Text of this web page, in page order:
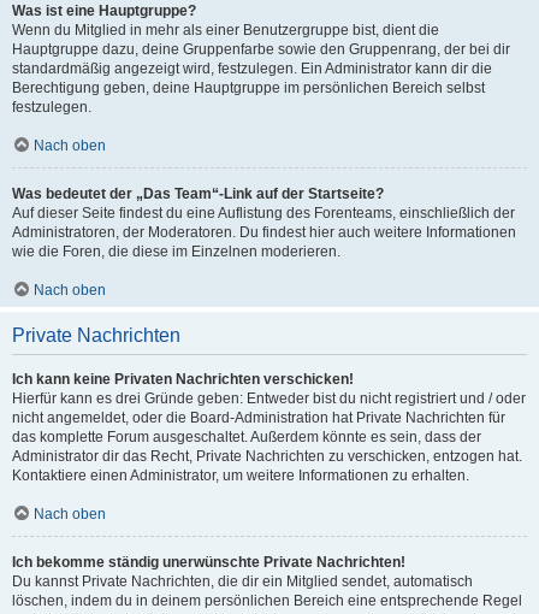
Was ist eine Hauptgruppe?
Wenn du Mitglied in mehr als einer Benutzergruppe bist, dient die
Hauptgruppe dazu, deine Gruppenfarbe sowie den Gruppenrang, der bei dir
standardmäßig angezeigt wird, festzulegen. Ein Administrator kann dir die
Berechtigung geben, deine Hauptgruppe im persönlichen Bereich selbst
festzulegen.
Nach oben
Was bedeutet der „Das Team“-Link auf der Startseite?
Auf dieser Seite findest du eine Auflistung des Forenteams, einschließlich der
Administratoren, der Moderatoren. Du findest hier auch weitere Informationen
wie die Foren, die diese im Einzelnen moderieren.
Nach oben
Private Nachrichten
Ich kann keine Privaten Nachrichten verschicken!
Hierfür kann es drei Gründe geben: Entweder bist du nicht registriert und / oder
nicht angemeldet, oder die Board-Administration hat Private Nachrichten für
das komplette Forum ausgeschaltet. Außerdem könnte es sein, dass der
Administrator dir das Recht, Private Nachrichten zu verschicken, entzogen hat.
Kontaktiere einen Administrator, um weitere Informationen zu erhalten.
Nach oben
Ich bekomme ständig unerwünschte Private Nachrichten!
Du kannst Private Nachrichten, die dir ein Mitglied sendet, automatisch
löschen, indem du in deinem persönlichen Bereich eine entsprechende Regel